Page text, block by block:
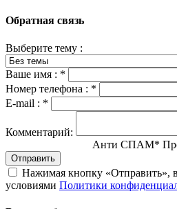
Обратная связь
Выберите тему :
Ваше имя : *
Номер телефона : *
E-mail : *
Комментарий:
Анти СПАМ*
Отправить
Нажимая кнопку «Отправить»,
условиями Политики